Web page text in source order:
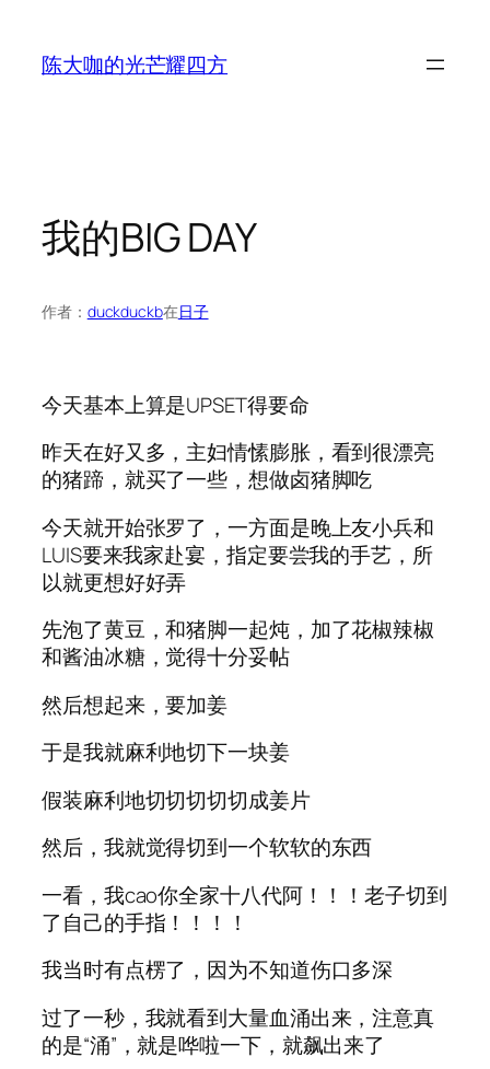
陈大咖的光芒耀四方
我的BIG DAY
作者： duckduckb在日子
今天基本上算是UPSET得要命
昨天在好又多，主妇情愫膨胀，看到很漂亮
的猪蹄，就买了一些，想做卤猪脚吃
今天就开始张罗了，一方面是晚上友小兵和
LUIS要来我家赴宴，指定要尝我的手艺，所
以就更想好好弄
先泡了黄豆，和猪脚一起炖，加了花椒辣椒
和酱油冰糖，觉得十分妥帖
然后想起来，要加姜
于是我就麻利地切下一块姜
假装麻利地切切切切切成姜片
然后，我就觉得切到一个软软的东西
一看，我cao你全家十八代阿！！！老子切到
了自己的手指！！！！
我当时有点楞了，因为不知道伤口多深
过了一秒，我就看到大量血涌出来，注意真
的是“涌”，就是哗啦一下，就飙出来了